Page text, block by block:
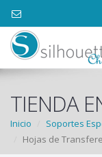
TIENDA
Inicio
Soportes
Hojas de